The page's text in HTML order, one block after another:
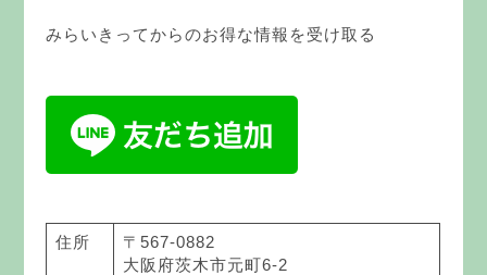
みらいきってからのお得な情報を受け取る
住所
〒567-0882
大阪府茨木市元町6-2